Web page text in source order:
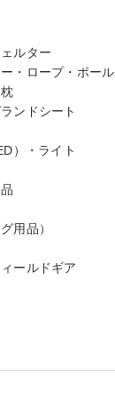
ルター
・ロープ・ポール
ンドシート
）・ライト
用品）
ールドギア